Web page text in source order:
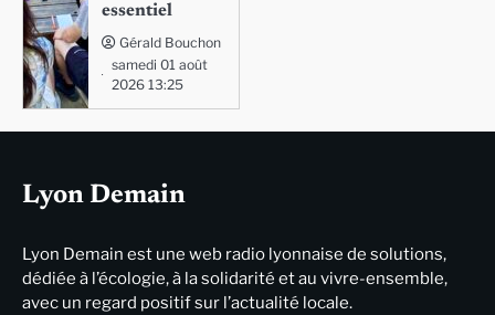
essentiel
Gérald Bouchon
samedi 01 août
2026 13:25
Lyon Demain
Lyon Demain est une web radio lyonnaise de solutions,
dédiée à l’écologie, à la solidarité et au vivre-ensemble,
avec un regard positif sur l’actualité locale.